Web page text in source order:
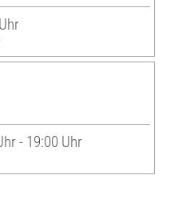
- 19:00 Uhr